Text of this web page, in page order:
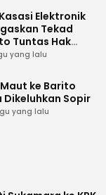
Elektronik
Tekad
Tuntas Hak
ke Mahkamah
yang lalu
ke Barito
Dikeluhkan Sopir
yang lalu